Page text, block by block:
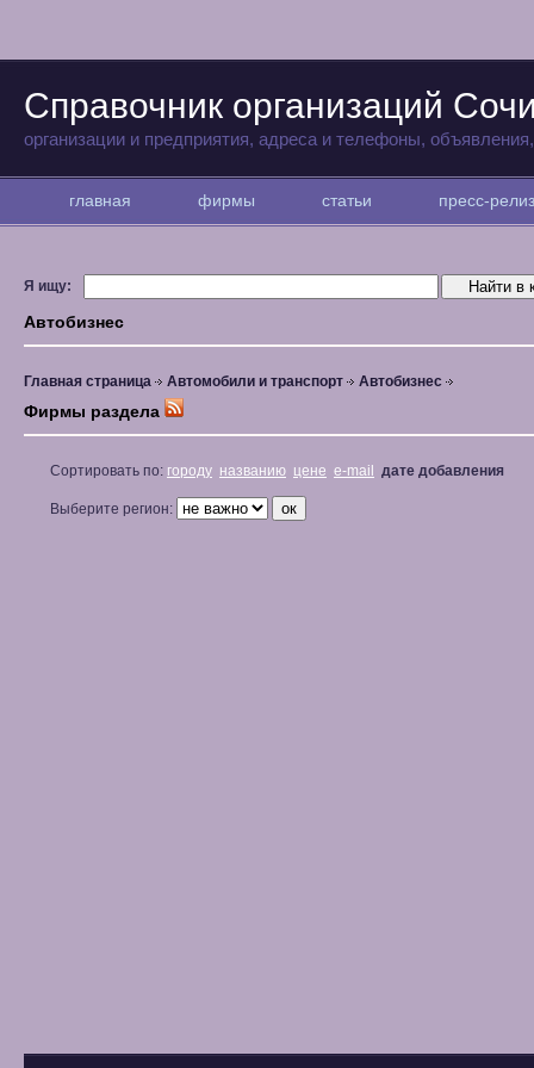
Справочник организаций
организации и предприятия, адреса и телефоны,
главная фирмы статьи пресс-
Я ищу:
Автобизнес
Главная страница Автомобили и транспорт Автобизнес
Фирмы раздела
Сортировать по: городу названию цене e-mail дате добавления
Выберите регион: